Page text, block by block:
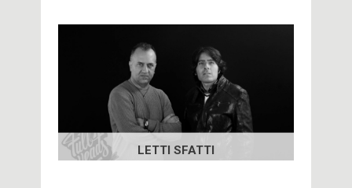
LETTI SFATTI